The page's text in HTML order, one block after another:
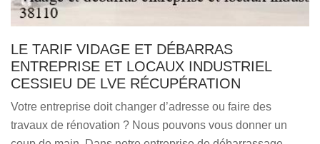
LE TARIF VIDAGE ET DÉBARRAS
ENTREPRISE ET LOCAUX INDUSTRIEL
CESSIEU DE LVE RÉCUPÉRATION
Votre entreprise doit changer d’adresse ou faire des
travaux de rénovation ? Nous pouvons vous donner un